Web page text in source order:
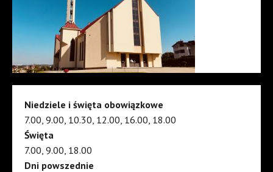
Niedziele i święta obowiązkowe
7.00, 9.00, 10.30, 12.00, 16.00, 18.00
Święta
7.00, 9.00, 18.00
Dni powszednie